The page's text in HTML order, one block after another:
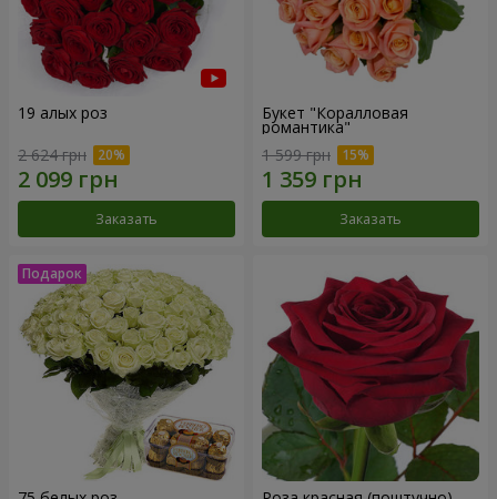
19 алых роз
2 624 грн
Заказать
Букет "Коралловая
романтика"
1 599 грн
Заказать